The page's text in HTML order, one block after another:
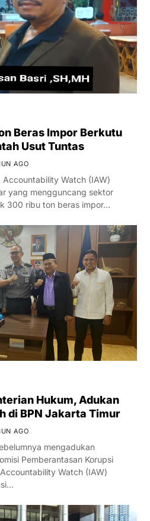
Beras Impor Berkutu
Usut Tuntas
AGO
Accountability Watch (IAW)
yang mengguncang sektor
300 ribu ton beras impor…
Hukum, Adukan
di BPN Jakarta Timur
AGO
mengadukan
Pemberantasan Korupsi
Watch (IAW)